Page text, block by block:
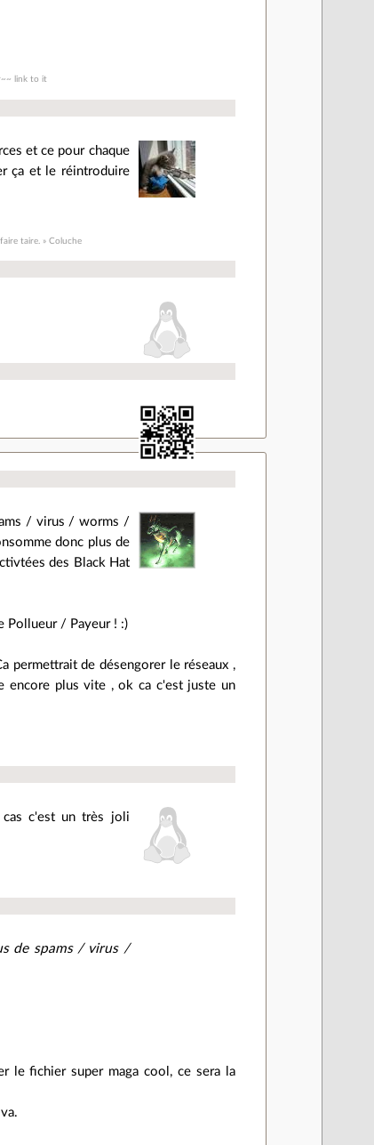
link to it
et ce pour chaque
ça et le réintroduire
taire. » Coluche
/ virus / worms /
donc plus de
des Black Hat
Pollueur / Payeur ! :)
permettrait de désengorer le réseaux ,
encore plus vite , ok ca c'est juste un
c'est un très joli
de spams / virus /
le fichier super maga cool, ce sera la